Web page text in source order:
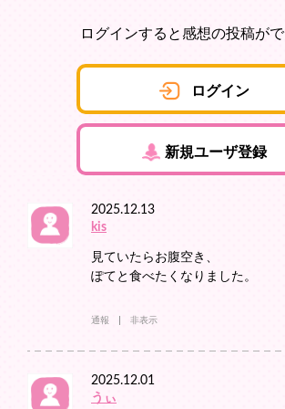
ログインすると感想の投稿が
ログイン
新規ユーザ登録
2025.12.13
kis
見ていたらお腹空き、
ぽてと食べたくなりました。
通報 非表示
2025.12.01
うぃ